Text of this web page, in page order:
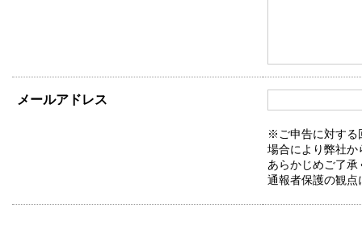
メールアドレス
※ご申告に対する
場合により弊社か
あらかじめご了承
通報者保護の観点